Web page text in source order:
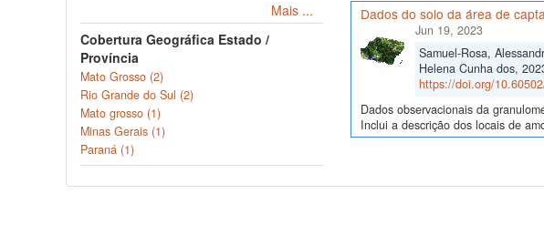
Mais ...
Cobertura Geográfica Estado /
Província
Mato Grosso (2)
Rio Grande do Sul (2)
Mato grosso (1)
Minas Gerais (1)
Paraná (1)
Dados do solo da área de
Jun 19, 2023
Samuel-Rosa,
Helena Cunha dos,
https://doi.org/
Dados observacionais da
Inclui a descrição dos locais de